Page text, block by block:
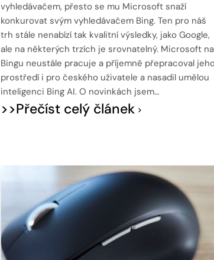
vyhledávačem, přesto se mu Microsoft snaží
konkurovat svým vyhledávačem Bing. Ten pro náš
trh stále nenabízí tak kvalitní výsledky, jako Google,
ale na některých trzích je srovnatelný. Microsoft na
Bingu neustále pracuje a příjemně přepracoval
prostředí i pro českého uživatele a nasadil umělou
inteligenci Bing AI. O novinkách jsem…
>>Přečíst celý článek